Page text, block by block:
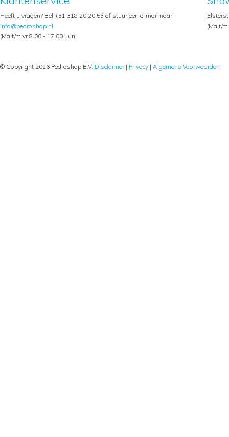
Heeft u vragen? Bel +31 318 20 20 53 of stuur een e-mail naar
info@pedroshop.nl
(Ma t/m vr 8.00 - 17.00 uur)
(Ma t/
© Copyright 2026 Pedroshop B.V. Disclaimer| Privacy | Algemene Voorwaarden